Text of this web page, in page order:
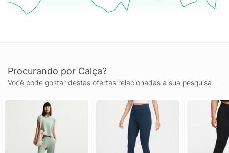
Procurando por Calça?
Você pode gostar destas ofertas relacionadas a sua pesquisa.